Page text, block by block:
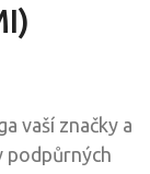
vaší značky a
podpůrných